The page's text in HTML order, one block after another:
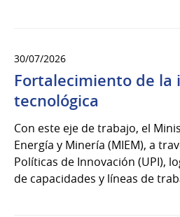
30/07/2026
Fortalecimiento de
tecnológica
Con este eje de trabajo, el
Energía y Minería (MIEM), a
Políticas de Innovación (UPI),
de capacidades y líneas de